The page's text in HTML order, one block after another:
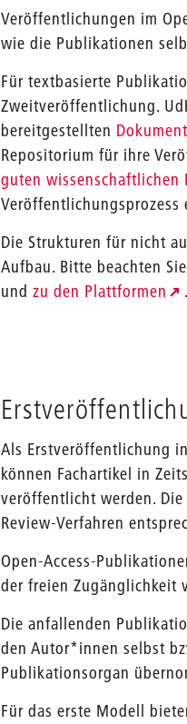
Veröffentlichungen im
wie die Publikationen
Für textbasierte
Zweitveröffentlichung.
bereitgestellten
Repositorium für ihre
guten wissenschaftlichen
Die Strukturen für nicht
Aufbau. Bitte beachten
undzu den Plattformen .
Als Erstveröffentlichung
können Fachartikel in
veröffentlicht werden.
Review-Verfahren
Open-Access-
der freien Zugänglichkeit
Die anfallenden
den Autor*innen selbst
Publikationsorgan
Für das erste Modell